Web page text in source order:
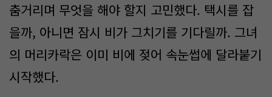
춤거리며 무엇을 해야 할지 고민했다. 택시를 잡
을까, 아니면 잠시 비가 그치기를 기다릴까. 그녀
의 머리카락은 이미 비에 젖어 속눈썹에 달라붙기
시작했다.